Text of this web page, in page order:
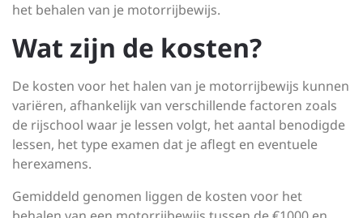
het behalen van je motorrijbewijs.
Wat zijn de kosten?
De kosten voor het halen van je motorrijbewijs kunnen
variëren, afhankelijk van verschillende factoren zoals
de rijschool waar je lessen volgt, het aantal benodigde
lessen, het type examen dat je aflegt en eventuele
herexamens.
Gemiddeld genomen liggen de kosten voor het